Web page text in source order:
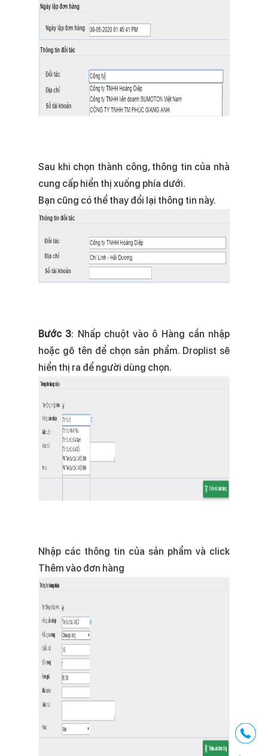
Sau khi chọn thành công, thông tin của nhà
cung cấp hiển thị xuống phía dưới.
Bạn cũng có thể thay đổi lại thông tin này.
Bước 3: Nhấp chuột vào ô Hàng cần nhập
hoặc gõ tên để chọn sản phẩm. Droplist sẽ
hiển thị ra để người dùng chọn.
Nhập các thông tin của sản phẩm và click
Thêm vào đơn hàng